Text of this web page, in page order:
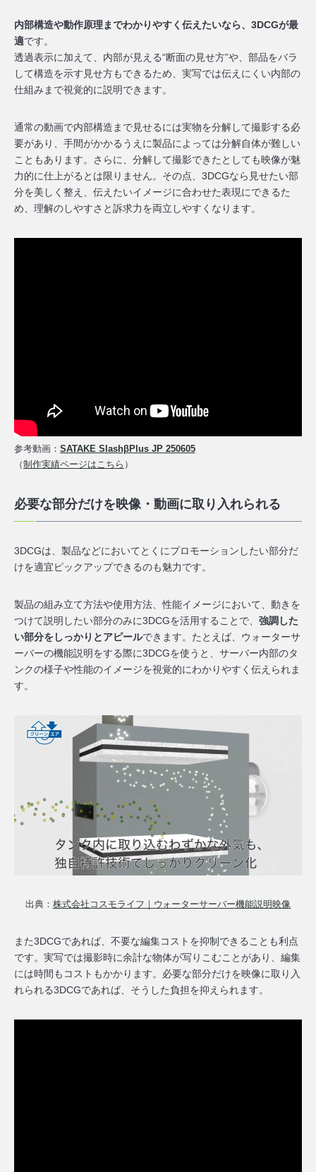
内部構造や動作原理までわかりやすく伝えたいなら、3DCGが最
適です。
透過表示に加えて、内部が見える“断面の見せ方”や、部品をバラ
して構造を示す見せ方もできるため、実写では伝えにくい内部の
仕組みまで視覚的に説明できます。
通常の動画で内部構造まで見せるには実物を分解して撮影する必
要があり、手間がかかるうえに製品によっては分解自体が難しい
こともあります。さらに、分解して撮影できたとしても映像が魅
力的に仕上がるとは限りません。その点、3DCGなら見せたい部
分を美しく整え、伝えたいイメージに合わせた表現にできるた
め、理解のしやすさと訴求力を両立しやすくなります。
参考動画： SATAKE SlashβPlus JP 250605
（制作実績ページはこちら ）
必要な部分だけを映像・動画に取り入れられる
3DCGは、製品などにおいてとくにプロモーションしたい部分だ
けを適宜ピックアップできるのも魅力です。
製品の組み立て方法や使用方法、性能イメージにおいて、動きを
つけて説明したい部分のみに3DCGを活用することで、 強調した
い部分をしっかりとアピールできます。たとえば、ウォーターサ
ーバーの機能説明をする際に3DCGを使うと、サーバー内部のタ
ンクの様子や性能のイメージを視覚的にわかりやすく伝えられま
す。
出典： 株式会社コスモライフ｜ウォーターサーバー機能説明映像
また3DCGであれば、 不要な編集コストを抑制できることも利点
です。実写では撮影時に余計な物体が写りこむことがあり、編集
には時間もコストもかかります。必要な部分だけを映像に取り入
れられる3DCGであれば、そうした負担を抑えられます。